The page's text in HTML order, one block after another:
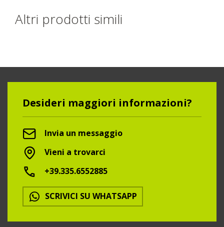
Altri prodotti simili
Desideri maggiori informazioni?
Invia un messaggio
Vieni a trovarci
+39.335.6552885
SCRIVICI SU WHATSAPP